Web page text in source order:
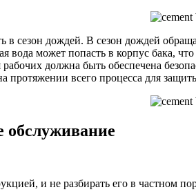
в сезон дождей. В сезон дождей
вода может попасть в корпус бака,
должна быть обеспечена
протяжении всего процесса для
обслуживание
и не разбирать его в частном